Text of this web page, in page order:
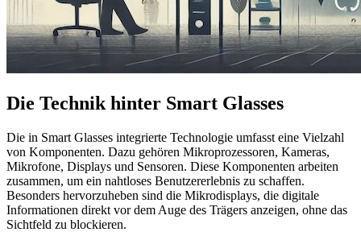
Die Technik hinter Smart Glasses
Die in Smart Glasses integrierte Technologie umfasst eine Vielzahl
von Komponenten. Dazu gehören Mikroprozessoren, Kameras,
Mikrofone, Displays und Sensoren. Diese Komponenten arbeiten
zusammen, um ein nahtloses Benutzererlebnis zu schaffen.
Besonders hervorzuheben sind die Mikrodisplays, die digitale
Informationen direkt vor dem Auge des Trägers anzeigen, ohne das
Sichtfeld zu blockieren.